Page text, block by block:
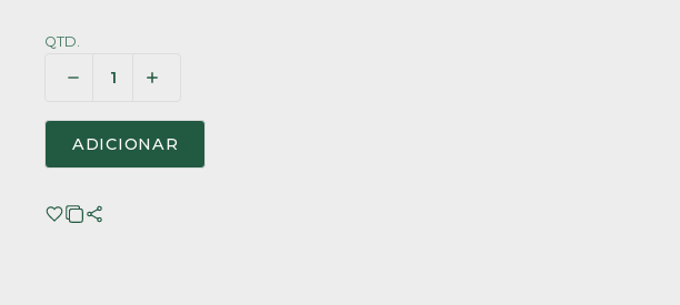
QTD.
ADICIONAR